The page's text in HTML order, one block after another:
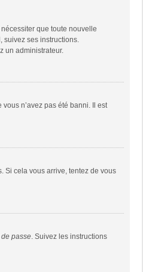
que toute nouvelle
ses instructions.
un administrateur.
n’avez pas été banni. Il est
Si cela vous arrive, tentez de vous
de passe . Suivez les instructions